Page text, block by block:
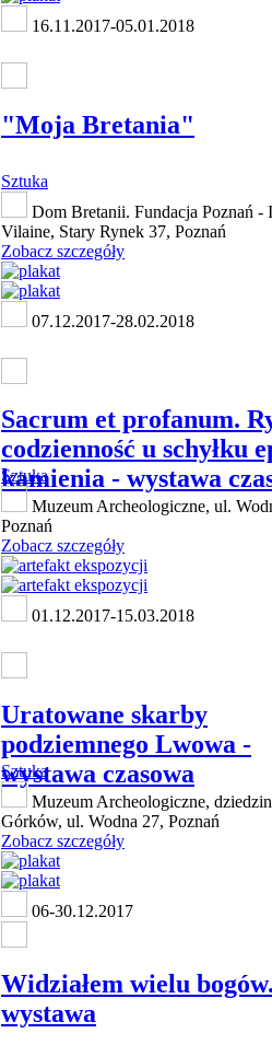
16.11.2017-05.01.2018
"Moja Bretania"
Sztuka
Dom Bretanii. Fundacja Poznań -
Vilaine, Stary Rynek 37, Poznań
Zobacz szczegóły
07.12.2017-28.02.2018
Sacrum et profanum.
codzienność u schyłku
kamienia - wystawa
Sztuka
Muzeum Archeologiczne, ul.
Poznań
Zobacz szczegóły
01.12.2017-15.03.2018
Uratowane skarby
podziemnego Lwowa -
wystawa czasowa
Sztuka
Muzeum Archeologiczne,
Górków, ul. Wodna 27, Poznań
Zobacz szczegóły
06-30.12.2017
Widziałem wielu
wystawa